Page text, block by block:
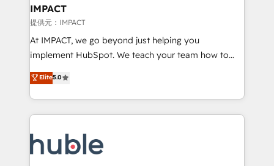
Integration templates that put HubSpot in the center
of your tech stack, syncing... 🛍️ Shopify or
WooCommerce 💲 Stripe or Paypal 💰 Sage or
Netsuite 🤖 Google or Microsoft ✍️ DocuSign or
the rare Advanced "Custom Integrations"
Accreditation, securely sync data across... 🔄 any
new HubSpot portal with Advanced Website and
CRM Migrations using our in-house "HubScrub" Tool.
IMPACT
提供元：IMPACT
At IMPACT, we go beyond just helping you
implement HubSpot. We teach your team how to
master it. As the creators of the Endless Customers
System™ (the next evolution of They Ask, You
Answer), we’re the only HubSpot partner built
entirely around coaching and training. That means
skills, processes, and internal team you need to
attract the right buyers, close deals faster, and grow
Elite5.0